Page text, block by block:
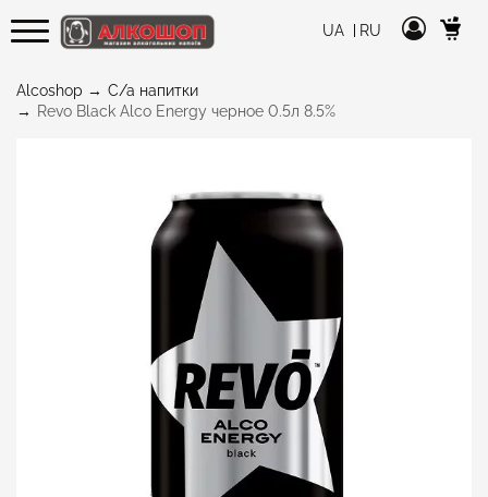
UA RU
Alcoshop
С/а напитки
Revo Black Alco Energy черное 0.5л 8.5%